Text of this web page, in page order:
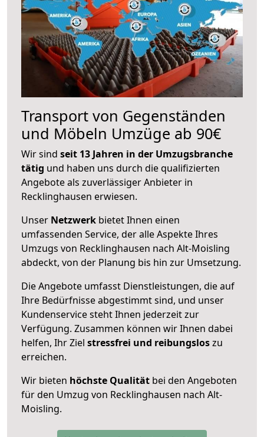
Transport von Gegenständen
und Möbeln Umzüge ab 90€
Wir sind seit 13 Jahren in der Umzugsbranche
tätig und haben uns durch die qualifizierten
Angebote als zuverlässiger Anbieter in
Recklinghausen erwiesen.
Unser Netzwerk bietet Ihnen einen
umfassenden Service, der alle Aspekte Ihres
Umzugs von Recklinghausen nach Alt-Moisling
abdeckt, von der Planung bis hin zur Umsetzung.
Die Angebote umfasst Dienstleistungen, die auf
Ihre Bedürfnisse abgestimmt sind, und unser
Kundenservice steht Ihnen jederzeit zur
Verfügung. Zusammen können wir Ihnen dabei
helfen, Ihr Ziel stressfrei und reibungsloszu
erreichen.
Wir bieten höchste Qualität bei den Angeboten
für den Umzug von Recklinghausen nach Alt-
Moisling.